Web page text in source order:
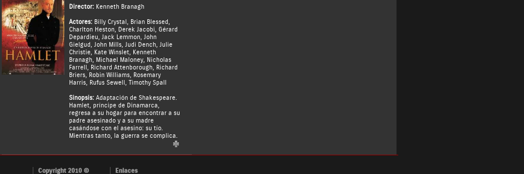
Director: Kenneth Branagh
Actores: Billy Crystal , Brian Blessed,
Charlton Heston, Derek Jacobi, Gérard
Depardieu, Jack Lemmon, John
Gielgud, John Mills, Judi Dench, Julie
Christie, Kate Winslet, Kenneth
Branagh, Michael Maloney, Nicholas
Farrell , Richard Attenborough, Richard
Briers, Robin Williams, Rosemary
Harris, Rufus Sewell , Timothy Spall
Sinopsis:Adaptación de Shakespeare.
Hamlet, príncipe de Dinamarca,
regresa a su hogar para encontrar a su
padre asesinado y a su madre
casándose con el asesino: su tío.
Mientras tanto, la guerra se complica.
Copyright 2010 © Enlaces